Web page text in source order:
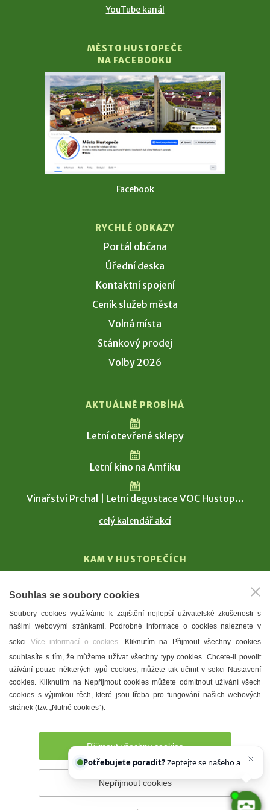
YouTube kanál
MĚSTO HUSTOPEČE
NA FACEBOOKU
Facebook
RYCHLÉ ODKAZY
Portál občana
Úřední deska
Kontaktní spojení
Ceník služeb města
Volná místa
Stánkový prodej
Volby 2026
AKTUÁLNĚ PROBÍHÁ
Letní otevřené sklepy
Letní kino na Amfiku
Vinařství Prchal | Letní degustace VOC Hustop...
celý kalendář akcí
KAM V HUSTOPEČÍCH
T. G. Masaryk
Mandloně
Ubytování
Restaurace
Městské muzeum a galerie
Denní meníčka
Prohlášení o přístupnosti Správce webu
Souhlas se soubory cookies
Soubory cookies využíváme k zajištění nejlepší uživatelské zkušenosti s
našimi webovými stránkami. Podrobné informace o cookies naleznete v
sekci Více informací o cookies. Kliknutím na Přijmout všechny cookies
souhlasíte s tím, že můžeme užívat všechny typy cookies. Chcete-li povolit
užívání pouze některých typů cookies, můžete tak učinit v sekci Nastavení
cookies. Kliknutím na Nepřijmout cookies můžete odmítnout užívání všech
cookies s výjimkou těch, které jsou třeba pro fungování našich webových
stránek (tzv. „Nutné cookies“).
Přijmout všechny cookies
Nepřijmout cookies
Potřebujete poradit?
Chettyho.